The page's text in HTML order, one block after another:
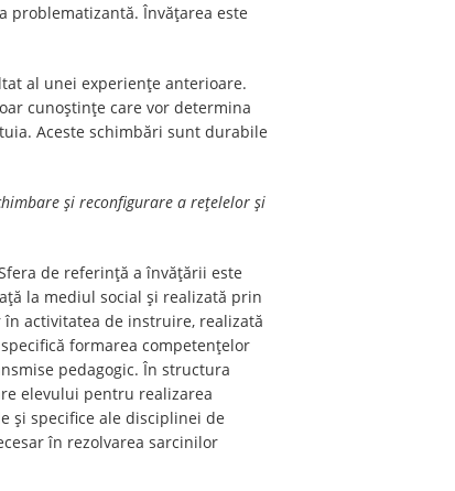
problematizantă. Învățarea este
al unei experiențe anterioare.
cunoștințe care vor determina
Aceste schimbări sunt durabile
și reconfigurare a rețelelor și
de referință a învățării este
la mediul social și realizată prin
activitatea de instruire, realizată
formarea competențelor
pedagogic. În structura
elevului pentru realizarea
și specifice ale disciplinei de
în rezolvarea sarcinilor